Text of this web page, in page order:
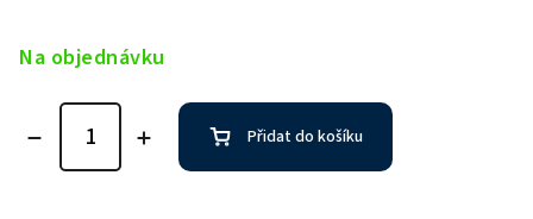
Na objednávku
Přidat do košíku